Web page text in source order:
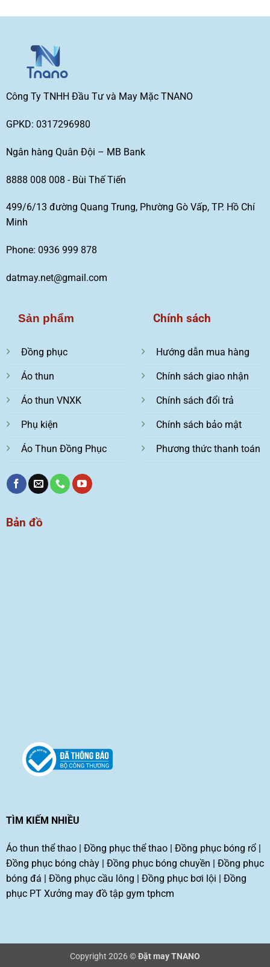
Công Ty TNHH Đầu Tư và May Mặc TNANO
GPKD: 0317296980
Ngân hàng Quân Đội – MB Bank
8888 008 008 - Bùi Thế Tiến
499/6/13 đường Quang Trung, Phường Gò Vấp, TP. Hồ Chí
Minh
Phone: 0936 999 878
datmay.net@gmail.com
Sản phẩm
Đồng phục
Áo thun
Áo thun VNXK
Phụ kiện
Áo Thun Đồng Phục
Chính sách
Hướng dẫn mua hàng
Chính sách giao nhận
Chính sách đổi trả
Chính sách bảo mật
Phương thức thanh toán
Bản đồ
TÌM KIẾM NHIỀU
Áo thun thể thao| Đồng phục thể thao| Đồng phục bóng rổ|
Đồng phục bóng chày| Đồng phục bóng chuyền | Đồng phục
bóng đá | Đồng phục cầu lông | Đồng phục bơi lội | Đồng
phục PT Xưởng may đồ tập gym tphcm
Copyright 2026 ©Đặt may TNANO